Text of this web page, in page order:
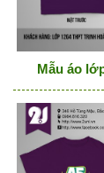
Mẫu áo